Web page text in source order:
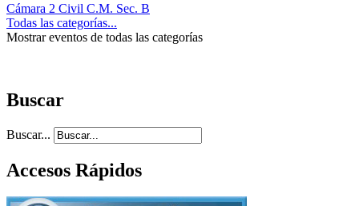
Cámara 2 Civil C.M. Sec. B
Todas las categorías...
Mostrar eventos de todas las categorías
Buscar
Buscar...
Accesos Rápidos